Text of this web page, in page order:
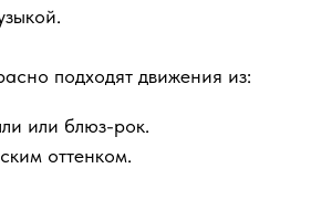
подходят движения из:
или блюз-рок.
оттенком.